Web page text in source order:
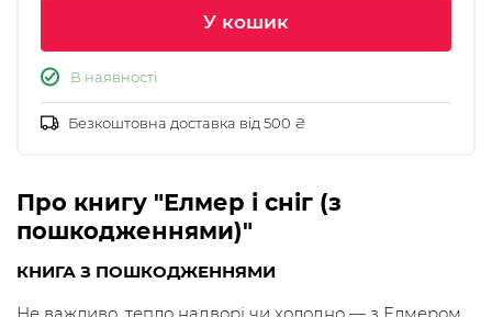
У кошик
В наявності
Безкоштовна доставка від 500 ₴
Про книгу "Елмер і сніг (з
пошкодженнями)"
КНИГА З ПОШКОДЖЕННЯМИ